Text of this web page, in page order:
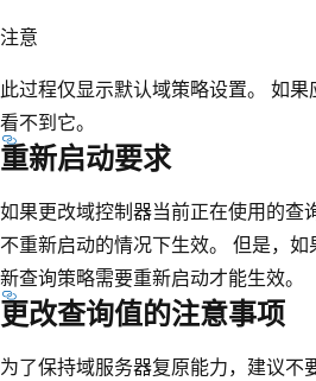
注意
此过程仅显示默认域策略设置。 如
看不到它。
重新启动要求
如果更改域控制器当前正在使用的查
不重新启动的情况下生效。 但是，
新查询策略需要重新启动才能生效。
更改查询值的注意事项
为了保持域服务器复原能力，建议不